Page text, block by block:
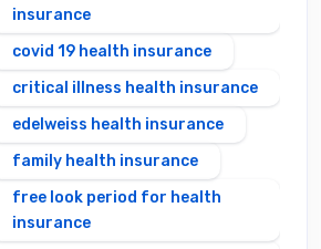
insurance
covid 19 health insurance
critical illness health insurance
edelweiss health insurance
family health insurance
free look period for health
insurance